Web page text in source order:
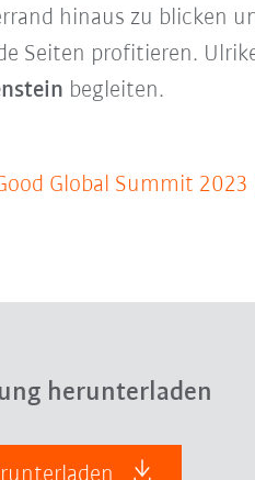
hinaus zu blicken
Seiten profitieren.
begleiten.
Global Summit
herunterladen